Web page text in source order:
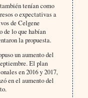
tenían como
o expectativas a
de Celgene
de lo que habían
la propuesta.
un aumento del
El plan
en 2016 y 2017,
en el aumento del